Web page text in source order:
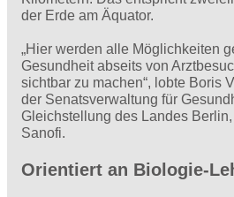
der Erde am Äquator.
„Hier werden alle Möglichkeiten
Gesundheit abseits von
sichtbar zu machen“, lobte Boris
der Senatsverwaltung für
Gleichstellung des Landes
Sanofi.
Orientiert an Biologie-